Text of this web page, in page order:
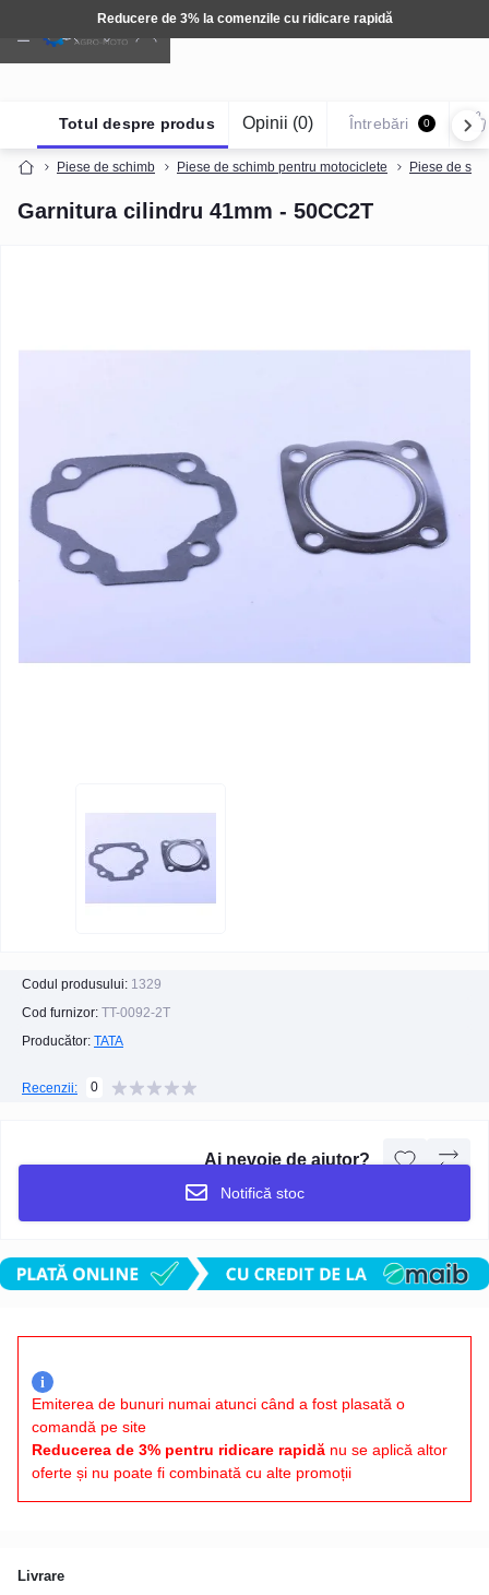
Reducere de 3% la comenzile cu ridicare rapidă
Piese de schimb Piese de schimb pentru motociclete Piese de
Garnitura cilindru 41mm - 50CC2T
Totul despre produs Opinii (0) Întrebări 0
Codul produsului: 1329
Cod furnizor: TT-0092-2T
Producător: TATA
Recenzii: 0
Ai nevoie de ajutor?
Notifică stoc
i
Emiterea de bunuri numai atunci când a fost plasată o
comandă pe site
Reducerea de 3% pentru ridicare rapidă nu se aplică altor
oferte și nu poate fi combinată cu alte promoții
Livrare